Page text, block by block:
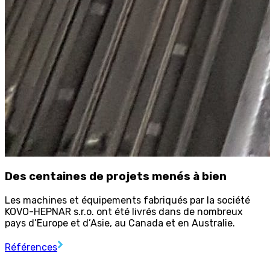
Des centaines de projets menés à bien
Les machines et équipements fabriqués par la société
KOVO-HEPNAR s.r.o. ont été livrés dans de nombreux
pays d’Europe et d’Asie, au Canada et en Australie.
Références